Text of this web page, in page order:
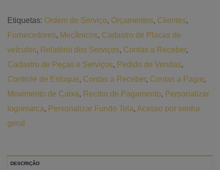
Etiquetas: Ordem de Serviço, Orçamentos, Clientes,
Fornecedores, Mecânicos, Cadastro de Placas de
veículos, Relatório dos Serviços, Contas a Receber,
Cadastro de Peças e Serviços, Pedido de Vendas,
Controle de Estoque, Contas a Receber, Contas a Pagar,
Movimento de Caixa, Recibo de Pagamento, Personalizar
logomarca, Personalizar Fundo Tela, Acesso por senha
geral
DESCRIÇÃO